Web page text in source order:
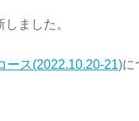
しました。
ース(2022.10.20-21)に